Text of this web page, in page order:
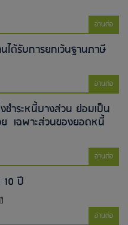
อ่านต่อ
ได้รับการยกเว้นฐานภาษี
อ่านต่อ
ำระหนี้บางส่วน ย่อมเป็น
เฉพาะส่วนของยอดหนี้
อ่านต่อ
ปี
อ่านต่อ